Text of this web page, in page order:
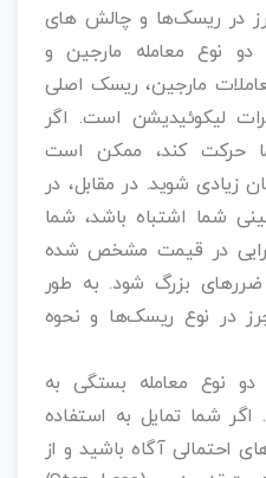
در ریسک‌ها و چالش های
نوع معامله مارجین و
مارجین، ریسک اصلی
لیکوئیدیشن است. اگر
حرکت کند، ممکن است
زیادی شوید. در مقابل، در
شما اشتباه باشد، شما
در قیمت مشخص شده
بزرگ شود. به طور
در نوع ریسک‌ها و نحوه
نوع معامله بستگی به
اگر شما تمایل به استفاده
احتمالی آگاه باشید و از